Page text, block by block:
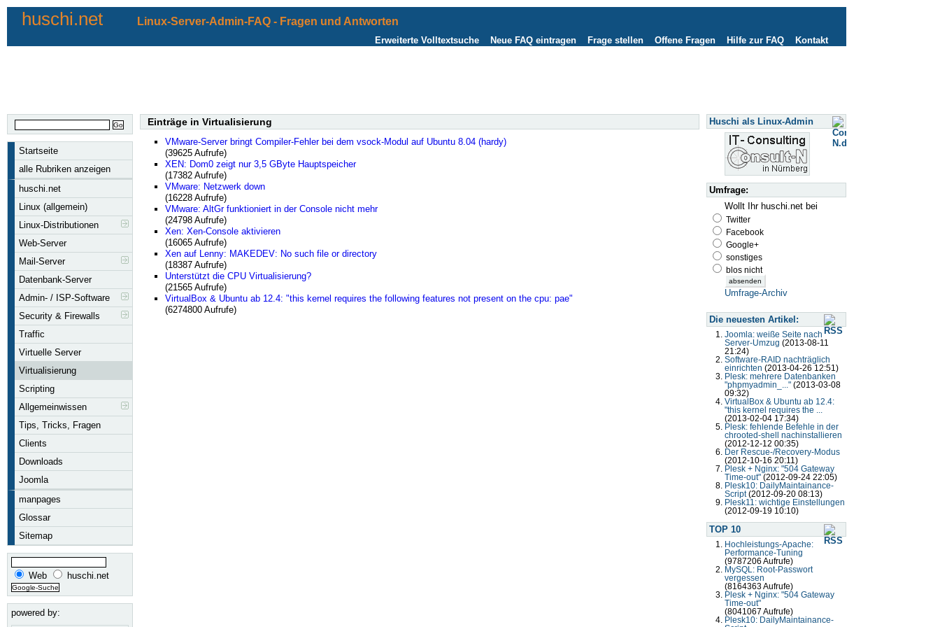
huschi.net Linux-Server-Admin-FAQ - Fragen und Antworten
Kontakt
Hilfe zur FAQ
Offene Fragen
Frage stellen
Neue FAQ eintragen
Erweiterte Volltextsuche
Startseite
alle Rubriken anzeigen
huschi.net
Linux (allgemein)
Linux-Distributionen
Web-Server
Mail-Server
Datenbank-Server
Admin- / ISP-Software
Security & Firewalls
Traffic
Virtuelle Server
Virtualisierung
Scripting
Allgemeinwissen
Tips, Tricks, Fragen
Clients
Downloads
Joomla
manpages
Glossar
Sitemap
Web huschi.net
powered by:
Huschi als Linux-Admin
Umfrage:
Wollt Ihr huschi.net bei
Twitter
Facebook
Google+
sonstiges
blos nicht
Umfrage-Archiv
Die neuesten Artikel:
Joomla: weiße Seite nach
Server-Umzug (2013-08-11
21:24)
Software-RAID nachträglich
einrichten (2013-04-26 12:51)
Plesk: mehrere Datenbanken
"phpmyadmin_..."(2013-03-08
09:32)
VirtualBox & Ubuntu ab 12.4:
"this kernel requires the ...
(2013-02-04 17:34)
Plesk: fehlende Befehle in der
chrooted-shell nachinstallieren
(2012-12-12 00:35)
Der Rescue-/Recovery-Modus
(2012-10-16 20:11)
Plesk + Nginx: "504 Gateway
Time-out"(2012-09-24 22:05)
Plesk10: DailyMaintainance-
Script(2012-09-20 08:13)
Plesk11: wichtige Einstellungen
(2012-09-19 10:10)
TOP 10
Hochleistungs-Apache:
Performance-Tuning
(9787206 Aufrufe)
MySQL: Root-Passwort
vergessen
(8164363 Aufrufe)
Plesk + Nginx: "504 Gateway
Time-out"
(8041067 Aufrufe)
Plesk10: DailyMaintainance-
Einträge in Virtualisierung
VMware-Server bringt Compiler-Fehler bei dem vsock-Modul auf Ubuntu 8.04 (hardy)
(39625 Aufrufe)
XEN: Dom0 zeigt nur 3,5 GByte Hauptspeicher
(17382 Aufrufe)
VMware: Netzwerk down
(16228 Aufrufe)
VMware: AltGr funktioniert in der Console nicht mehr
(24798 Aufrufe)
Xen: Xen-Console aktivieren
(16065 Aufrufe)
Xen auf Lenny: MAKEDEV: No such file or directory
(18387 Aufrufe)
Unterstützt die CPU Virtualisierung?
(21565 Aufrufe)
VirtualBox & Ubuntu ab 12.4: "this kernel requires the following features not present on the cpu: pae"
(6274800 Aufrufe)